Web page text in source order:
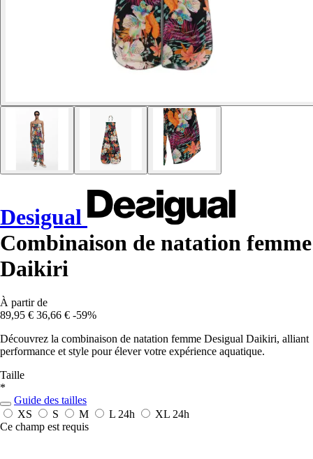
Desigual
Combinaison de natation femme
Daikiri
À partir de
89,95 € 36,66 € -59%
Découvrez la combinaison de natation femme Desigual Daikiri, alliant
performance et style pour élever votre expérience aquatique.
Taille
*
Guide des tailles
XS
S M L 24h XL 24h
Ce champ est requis